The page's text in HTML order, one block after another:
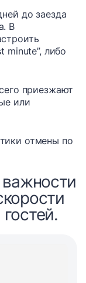
до заезда
В
minute”, либо
приезжают
или
отмены по
важности